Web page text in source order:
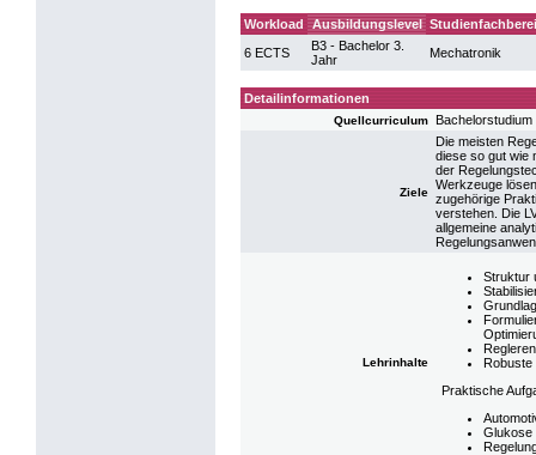
Workload Ausbildungslevel
6 ECTS
B3 - Bachelor 3.
Jahr
Mechatronik
Detailinformationen
Quellcurriculum
Ziele
Die meisten
diese so gut wie
der
Werkzeuge
zugehörige
verstehen. Die
allgemeine
Lehrinhalte
Struktur
Robuste
Praktische
Glukose